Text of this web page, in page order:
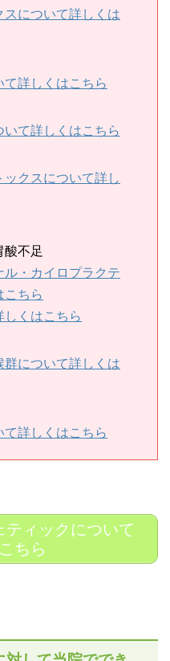
について詳しくは
て詳しくはこちら
て詳しくはこちら
クスについて詳し
酸不足
ル・カイロプラクテ
こちら
しくはこちら
群について詳しくは
詳しくはこちら
ィックについて
ちら